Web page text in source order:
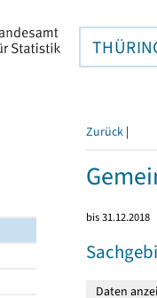
Zurück |
bis 31.12.2018